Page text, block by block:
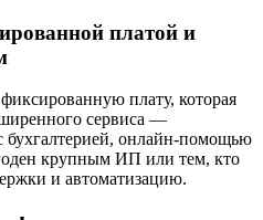
платой и
плату, которая
сервиса —
бухгалтерией, онлайн-помощью
крупным ИП или тем, кто
и автоматизацию.